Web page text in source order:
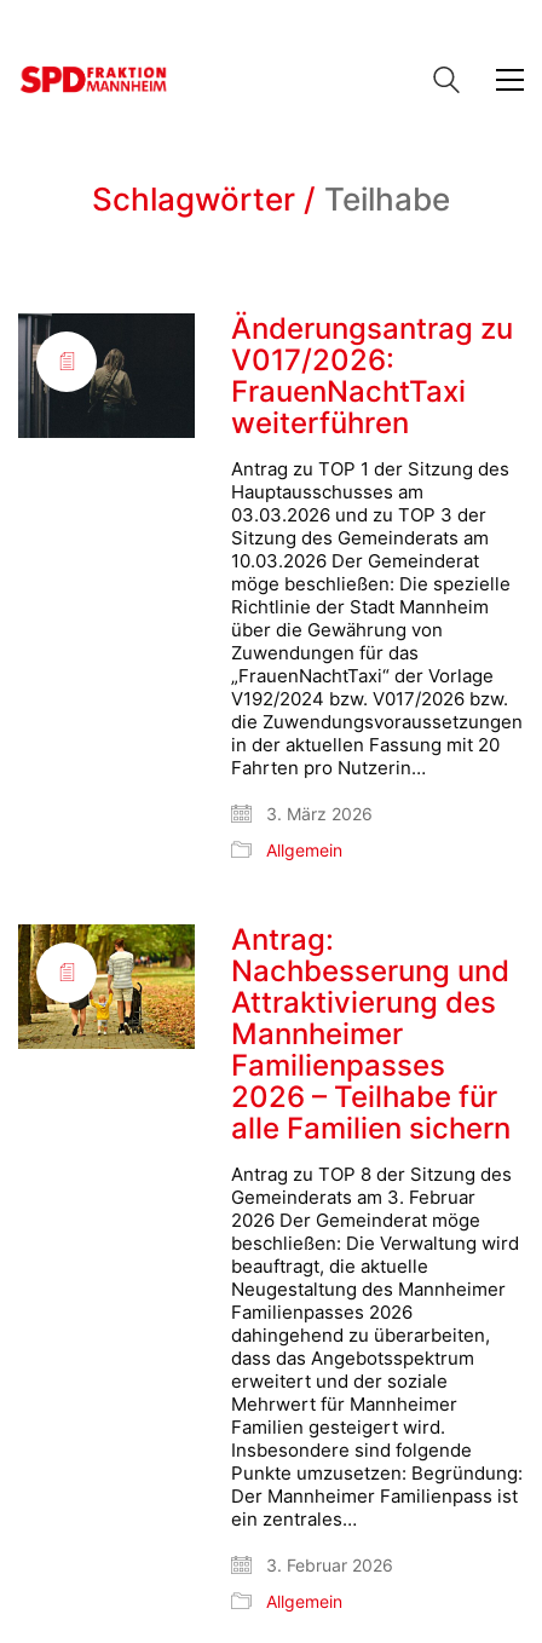
Schlagwörter / Teilhabe
Änderungsantrag zu
V017/2026:
FrauenNachtTaxi
weiterführen
Antrag zu TOP 1 der Sitzung des
Hauptausschusses am
03.03.2026 und zu TOP 3 der
Sitzung des Gemeinderats am
10.03.2026 Der Gemeinderat
möge beschließen: Die spezielle
Richtlinie der Stadt Mannheim
über die Gewährung von
Zuwendungen für das
„FrauenNachtTaxi“ der Vorlage
V192/2024 bzw. V017/2026 bzw.
die Zuwendungsvoraussetzungen
in der aktuellen Fassung mit 20
Fahrten pro Nutzerin…
3. März 2026
Allgemein
Antrag:
Nachbesserung und
Attraktivierung des
Mannheimer
Familienpasses
2026 – Teilhabe für
alle Familien sichern
Antrag zu TOP 8 der Sitzung des
Gemeinderats am 3. Februar
2026 Der Gemeinderat möge
beschließen: Die Verwaltung wird
beauftragt, die aktuelle
Neugestaltung des Mannheimer
Familienpasses 2026
dahingehend zu überarbeiten,
dass das Angebotsspektrum
erweitert und der soziale
Mehrwert für Mannheimer
Familien gesteigert wird.
Insbesondere sind folgende
Punkte umzusetzen: Begründung:
Der Mannheimer Familienpass ist
ein zentrales…
3. Februar 2026
Allgemein